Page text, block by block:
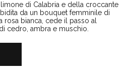
di Calabria e della croccante
da un bouquet femminile di
rosa bianca, cede il passo al
cedro, ambra e muschio.